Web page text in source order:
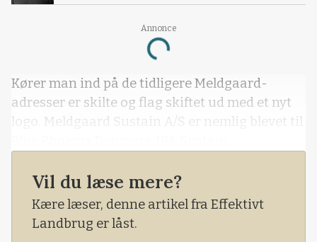
Annonce
Loading...
Kører man ind på de tidligere Meldgaard-
adresser er skilte og flag skiftet ud med et nyt
logo. Meldgaard Sustain A/S er nemlig blevet til
Vil du læse mere?
Kære læser, denne artikel fra Effektivt
Landbrug er låst.